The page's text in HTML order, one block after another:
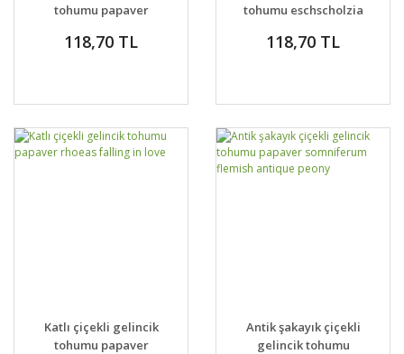
tohumu papaver
118,70 TL
tohumu eschscholzia
west
118,70 TL
Katlı çiçekli gelincik
tohumu papaver
Antik şakayık çiçekli
gelincik tohumu